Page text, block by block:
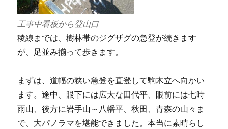
工事中看板から登山口
稜線までは、樹林帯のジグザグの急登が続きます
が、足並み揃って歩きます。
まずは、道幅の狭い急登を直登して駒木立へ向かい
ます。途中、眼下には広大な田代平、眼前には七時
雨山、後方に岩手山～八幡平、秋田、青森の山々ま
で、大パノラマを堪能できました。本当に素晴らし